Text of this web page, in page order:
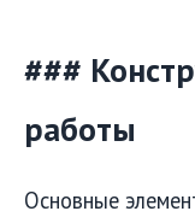
###
работы
Основные